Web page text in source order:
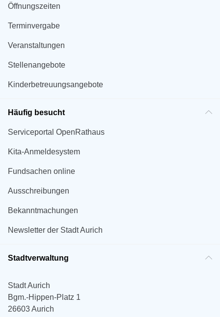
Öffnungszeiten
Terminvergabe
Veranstaltungen
Stellenangebote
Kinderbetreuungsangebote
Häufig besucht
Serviceportal OpenRathaus
Kita-Anmeldesystem
Fundsachen online
Ausschreibungen
Bekanntmachungen
Newsletter der Stadt Aurich
Stadtverwaltung
Stadt Aurich
Bgm.-Hippen-Platz 1
26603 Aurich